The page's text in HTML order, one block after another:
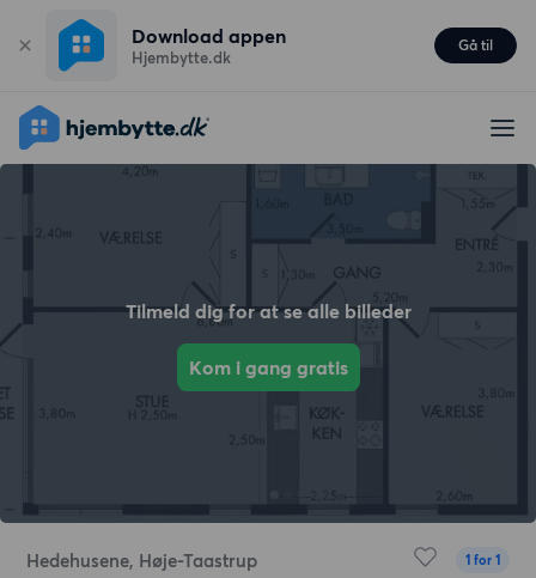
Download appen
Hjembytte.dk
Gå til
Tilmeld dig for at se alle billeder
Kom i gang gratis
Hedehusene, Høje-Taastrup 1 for 1